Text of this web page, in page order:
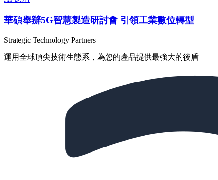
華碩舉辦5G智慧製造研討會 引領工業數位轉型
Strategic Technology Partners
運用全球頂尖技術生態系，為您的產品提供最強大的後盾